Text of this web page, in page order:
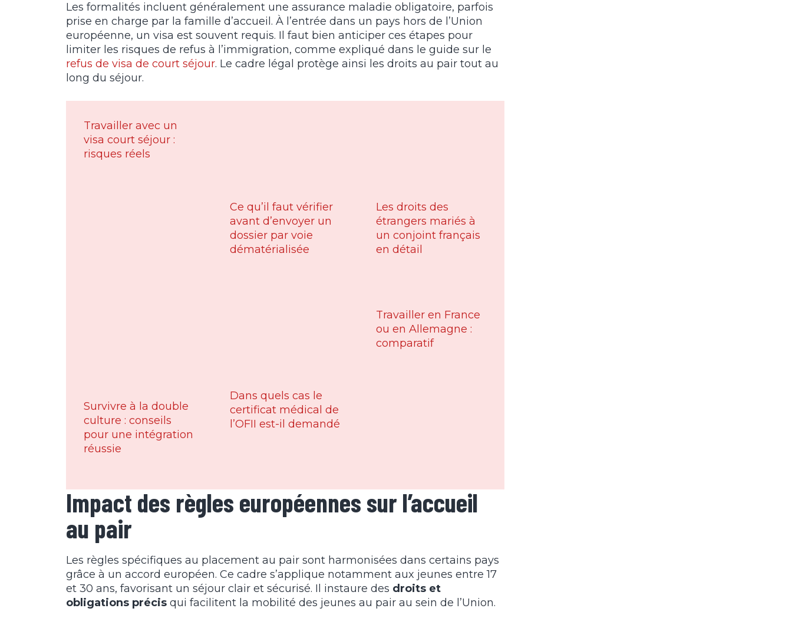
Les formalités incluent généralement une assurance maladie obligatoire, parfois
prise en charge par la famille d’accueil. À l’entrée dans un pays hors de l’Union
européenne, un visa est souvent requis. Il faut bien anticiper ces étapes pour
limiter les risques de refus à l’immigration, comme expliqué dans le guide sur le
refus de visa de court séjour. Le cadre légal protège ainsi les droits au pair tout au
long du séjour.
Travailler avec un
visa court séjour :
risques réels
Ce qu’il faut vérifier
avant d’envoyer un
dossier par voie
dématérialisée
Les droits des
étrangers mariés à
un conjoint français
en détail
Survivre à la double
culture : conseils
pour une intégration
réussie
Dans quels cas le
certificat médical de
l’OFII est-il demandé
Travailler en France
ou en Allemagne :
comparatif
Impact des règles européennes sur l’accueil
au pair
Les règles spécifiques au placement au pair sont harmonisées dans certains pays
grâce à un accord européen. Ce cadre s’applique notamment aux jeunes entre 17
et 30 ans, favorisant un séjour clair et sécurisé. Il instaure des droits et
obligations précis qui facilitent la mobilité des jeunes au pair au sein de l’Union.